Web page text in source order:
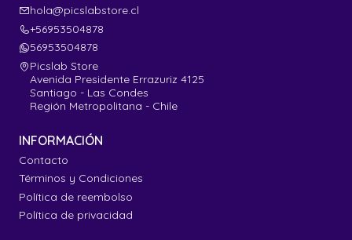
hola@picslabstore.cl
+56953504878
56953504878
Picslab Store
Avenida Presidente Errazuriz 4125
Santiago - Las Condes
Región Metropolitana - Chile
INFORMACIÓN
Contacto
Términos y Condiciones
Política de reembolso
Política de privacidad